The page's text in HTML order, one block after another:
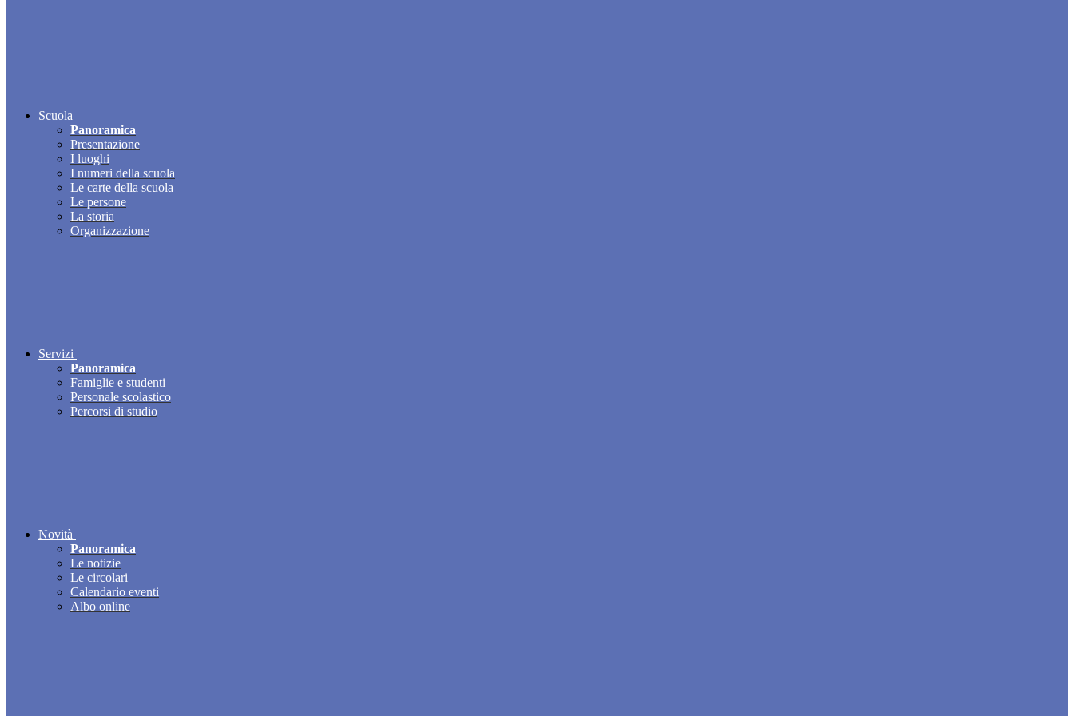
Scuola
Panoramica
Presentazione
I luoghi
I numeri della scuola
Le carte della scuola
Le persone
La storia
Organizzazione
Servizi
Panoramica
Famiglie e studenti
Personale scolastico
Percorsi di studio
Novità
Panoramica
Le notizie
Le circolari
Calendario eventi
Albo online